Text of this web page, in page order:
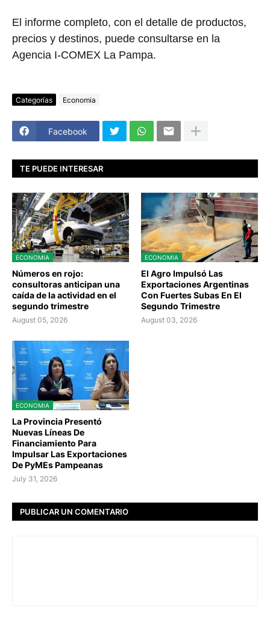
El informe completo, con el detalle de productos,
precios y destinos, puede consultarse en la
Agencia I-COMEX La Pampa.
Categorías Economia
Facebook
TE PUEDE INTERESAR
ECONOMIA
Números en rojo:
consultoras anticipan una
caída de la actividad en el
segundo trimestre
August 05, 2026
ECONOMIA
El Agro Impulsó Las
Exportaciones Argentinas
Con Fuertes Subas En El
Segundo Trimestre
August 03, 2026
ECONOMIA
La Provincia Presentó
Nuevas Líneas De
Financiamiento Para
Impulsar Las Exportaciones
De PyMEs Pampeanas
July 31, 2026
PUBLICAR UN COMENTARIO